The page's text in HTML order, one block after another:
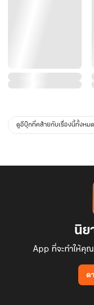
ดูอีบุ๊กที่คล้ายกับเรื่องนี้ทั้งหมด
นิย
App ที่จะทำให้คุ
ด